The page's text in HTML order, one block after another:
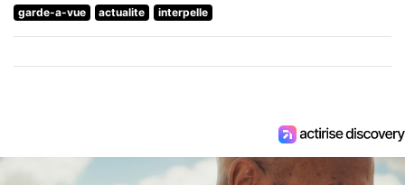
garde-a-vue
actualite interpelle